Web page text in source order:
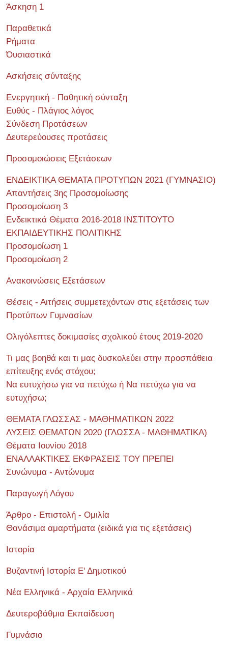
Άσκηση 1
Παραθετικά
Ρήματα
Όυσιαστικά
Ασκήσεις σύνταξης
Ενεργητική - Παθητική σύνταξη
Ευθύς - Πλάγιος λόγος
Σύνδεση Προτάσεων
Δευτερεύουσες προτάσεις
Προσομοιώσεις Εξετάσεων
ΕΝΔΕΙΚΤΙΚΑ ΘΕΜΑΤΑ ΠΡΟΤΥΠΩΝ 2021 (ΓΥΜΝΑΣΙΟ)
Απαντήσεις 3ης Προσομοίωσης
Προσομοίωση 3
Ενδεικτικά Θέματα 2016-2018 ΙΝΣΤΙΤΟΥΤΟ
ΕΚΠΑΙΔΕΥΤΙΚΗΣ ΠΟΛΙΤΙΚΗΣ
Προσομοίωση 1
Προσομοίωση 2
Ανακοινώσεις Εξετάσεων
Θέσεις - Αιτήσεις συμμετεχόντων στις εξετάσεις των
Προτύπων Γυμνασίων
Ολιγόλεπτες δοκιμασίες σχολικού έτους 2019-2020
Τι μας βοηθά και τι μας δυσκολεύει στην προσπάθεια
επίτευξης ενός στόχου;
Να ευτυχήσω για να πετύχω ή Να πετύχω για να
ευτυχήσω;
ΘΕΜΑΤΑ ΓΛΩΣΣΑΣ - ΜΑΘΗΜΑΤΙΚΩΝ 2022
ΛΥΣΕΙΣ ΘΕΜΑΤΩΝ 2020 (ΓΛΩΣΣΑ - ΜΑΘΗΜΑΤΙΚΑ)
Θέματα Ιουνίου 2018
ΕΝΑΛΛΑΚΤΙΚΕΣ ΕΚΦΡΑΣΕΙΣ ΤΟΥ ΠΡΕΠΕΙ
Συνώνυμα - Αντώνυμα
Παραγωγή Λόγου
Άρθρο - Επιστολή - Ομιλία
Θανάσιμα αμαρτήματα (ειδικά για τις εξετάσεις)
Ιστορία
Βυζαντινή Ιστορία Ε' Δημοτικού
Νέα Ελληνικά - Αρχαία Ελληνικά
Δευτεροβάθμια Εκπαίδευση
Γυμνάσιο